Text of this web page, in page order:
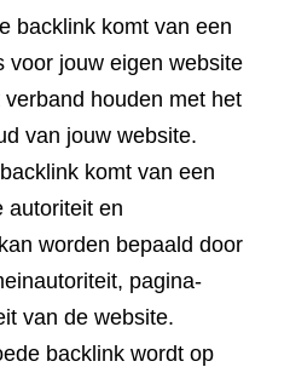
backlink komt van een
voor jouw eigen website
houden met het
van jouw website.
komt van een
autoriteit en
worden bepaald door
pagina-
van de website.
backlink wordt op